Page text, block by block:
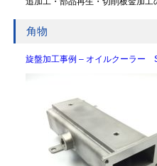
角物
旋盤加工事例 – オイルクーラー